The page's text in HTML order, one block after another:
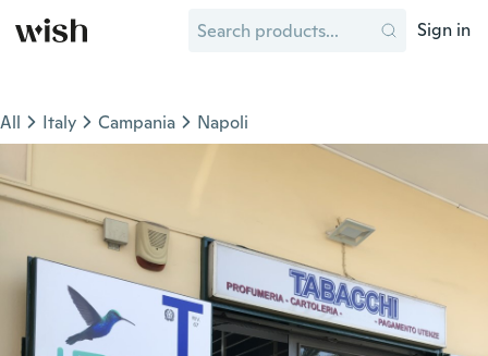
Sign in
All Italy Campania Napoli